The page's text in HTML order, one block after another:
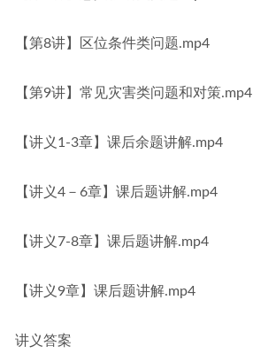
【第8讲】区位条件类问题.mp4
【第9讲】常见灾害类问题和对策.mp4
【讲义1-3章】课后余题讲解.mp4
【讲义4－6章】课后题讲解.mp4
【讲义7-8章】课后题讲解.mp4
【讲义9章】课后题讲解.mp4
讲义答案